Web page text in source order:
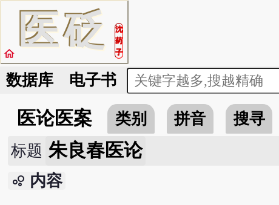
医砭
沈
药
子
home
数据库 电子书
医论医案 类别 拼音
搜寻
标题 朱良春医论
bubble_chart 内容